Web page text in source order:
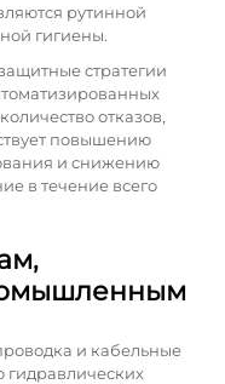
рутинной
гигиены.
стратегии
отказов,
повышению
и снижению
в течение всего
и кабельные
гидравлических